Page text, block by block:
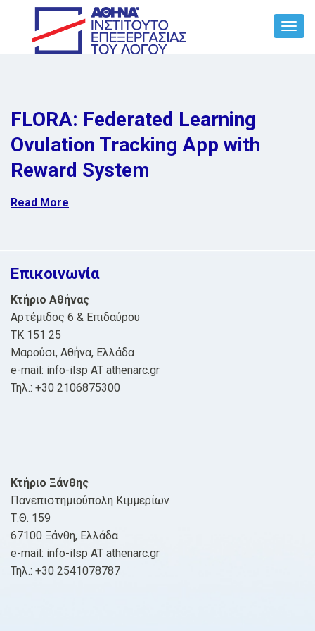
FLORA: Federated Learning
Ovulation Tracking App with
Reward System
Read More
Επικοινωνία
Κτήριο Αθήνας
Αρτέμιδος 6 & Επιδαύρου
ΤΚ 151 25
Μαρούσι, Αθήνα, Ελλάδα
e-mail: info-ilsp AT athenarc.gr
Τηλ.: +30 2106875300
Κτήριο Ξάνθης
Πανεπιστημιούπολη Κιμμερίων
Τ.Θ. 159
67100 Ξάνθη, Ελλάδα
e-mail: info-ilsp AT athenarc.gr
Τηλ.: +30 2541078787